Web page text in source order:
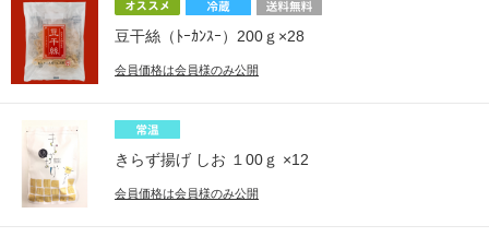
豆干絲（ﾄｰｶﾝｽｰ）200ｇ×28
会員価格は会員様のみ公開
きらず揚げ しお １00ｇ ×12
会員価格は会員様のみ公開